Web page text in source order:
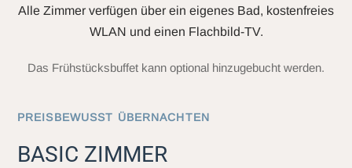
Alle Zimmer verfügen über ein eigenes Bad, kostenfreies
WLAN und einen Flachbild-TV.
Das Frühstücksbuffet kann optional hinzugebucht werden.
PREISBEWUSST ÜBERNACHTEN
BASIC ZIMMER